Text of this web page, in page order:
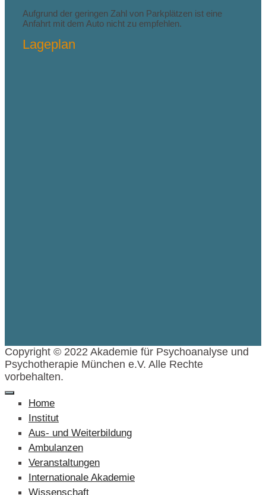
Aufgrund der geringen Zahl von Parkplätzen ist eine
Anfahrt mit dem Auto nicht zu empfehlen.
Lageplan
Copyright © 2022 Akademie für Psychoanalyse und
Psychotherapie München e.V. Alle Rechte
vorbehalten.
Home
Institut
Aus- und Weiterbildung
Ambulanzen
Veranstaltungen
Internationale Akademie
Wissenschaft